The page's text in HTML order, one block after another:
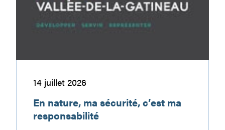
responsabilité
14 juillet 2026
En nature, ma sécurité, c’est ma
responsabilité